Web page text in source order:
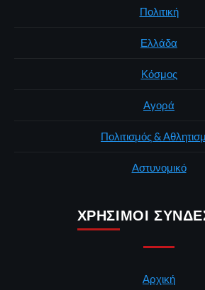
Πολιτική
Ελλάδα
Κόσμος
Αγορά
Πολιτισμός &
Αστυνομικό
ΧΡΉΣΙΜΟΙ
Αρχική